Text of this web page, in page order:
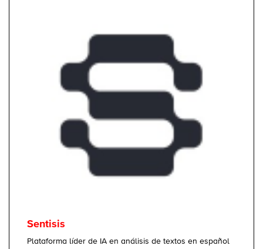
Sentisis
Plataforma líder de IA en análisis de textos en español